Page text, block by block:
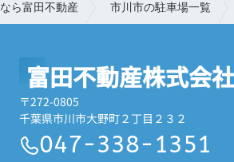
ら富田不動産 市川市の駐車場一覧
富田不動産株式会
〒272-0805
千葉県市川市大野町２丁目２３２
047-338-1351